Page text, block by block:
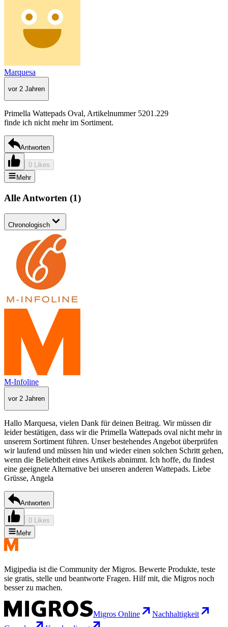
Marquesa
vor 2 Jahren
Primella Wattepads Oval, Artikelnummer 5201.229
finde ich nicht mehr im Sortiment.
Antworten
0 Likes
Mehr
Alle Antworten (1)
Chronologisch
M-Infoline
vor 2 Jahren
Hallo Marquesa, vielen Dank für deinen Beitrag. Wir müssen dir
leider bestätigen, dass wir die Primella Wattepads oval nicht mehr in
unserem Sortiment führen. Unser bestehendes Angebot überprüfen
wir laufend und müssen hin und wieder einen solchen Schritt gehen,
wenn die Beliebtheit eines Artikels abnimmt. Ich hoffe, du findest
eine geeignete Alternative bei unseren anderen Wattepads. Liebe
Grüsse, Angela
Antworten
0 Likes
Mehr
Migipedia ist die Community der Migros. Bewerte Produkte, teste
sie gratis, stelle und beantworte Fragen. Hilf mit, die Migros noch
besser zu machen.
Migros Online
Nachhaltigkeit